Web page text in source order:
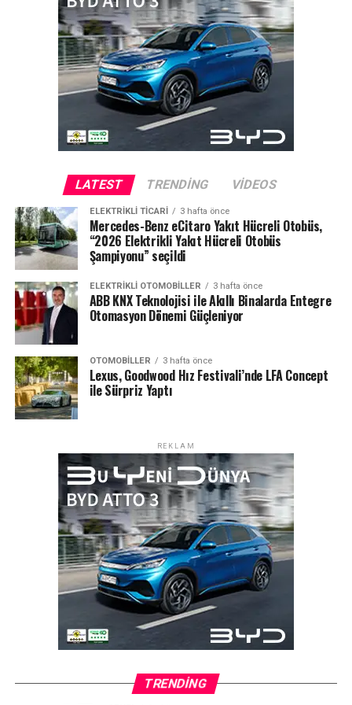
LATEST TRENDING VIDEOS
ELEKTRIKLI TICARI 3 hafta önce
Mercedes-Benz eCitaro Yakıt Hücreli Otobüs,
“2026 Elektrikli Yakıt Hücreli Otobüs
Şampiyonu” seçildi
ELEKTRIKLI OTOMOBILLER 3 hafta önce
ABB KNX Teknolojisi ile Akıllı Binalarda Entegre
Otomasyon Dönemi Güçleniyor
OTOMOBILLER 3 hafta önce
Lexus, Goodwood Hız Festivali’nde LFA Concept
ile Sürpriz Yaptı
REKLAM
TRENDING